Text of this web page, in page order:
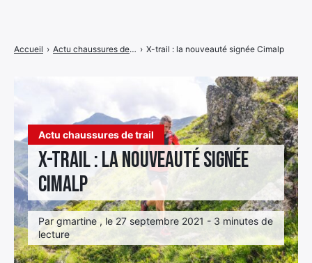
Actu chaussures de trail
X-trail : la nouveauté signée
Cimalp
Par gmartine , le 27 septembre 2021 - 3 minutes de
lecture
Accueil › Actu chaussures de trail › X-trail : la nouveauté signée Cimalp
Élément
menu
Élément
menu